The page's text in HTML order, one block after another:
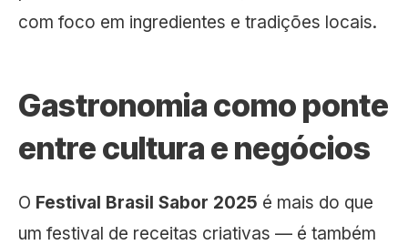
com foco em ingredientes e tradições locais.
Gastronomia como ponte
entre cultura e negócios
O Festival Brasil Sabor 2025 é mais do que
um festival de receitas criativas — é também